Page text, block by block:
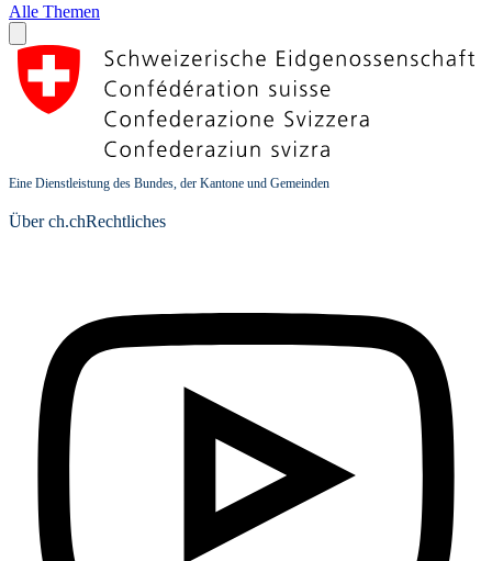
Alle Themen
Eine Dienstleistung des Bundes, der Kantone und Gemeinden
Über ch.chRechtliches